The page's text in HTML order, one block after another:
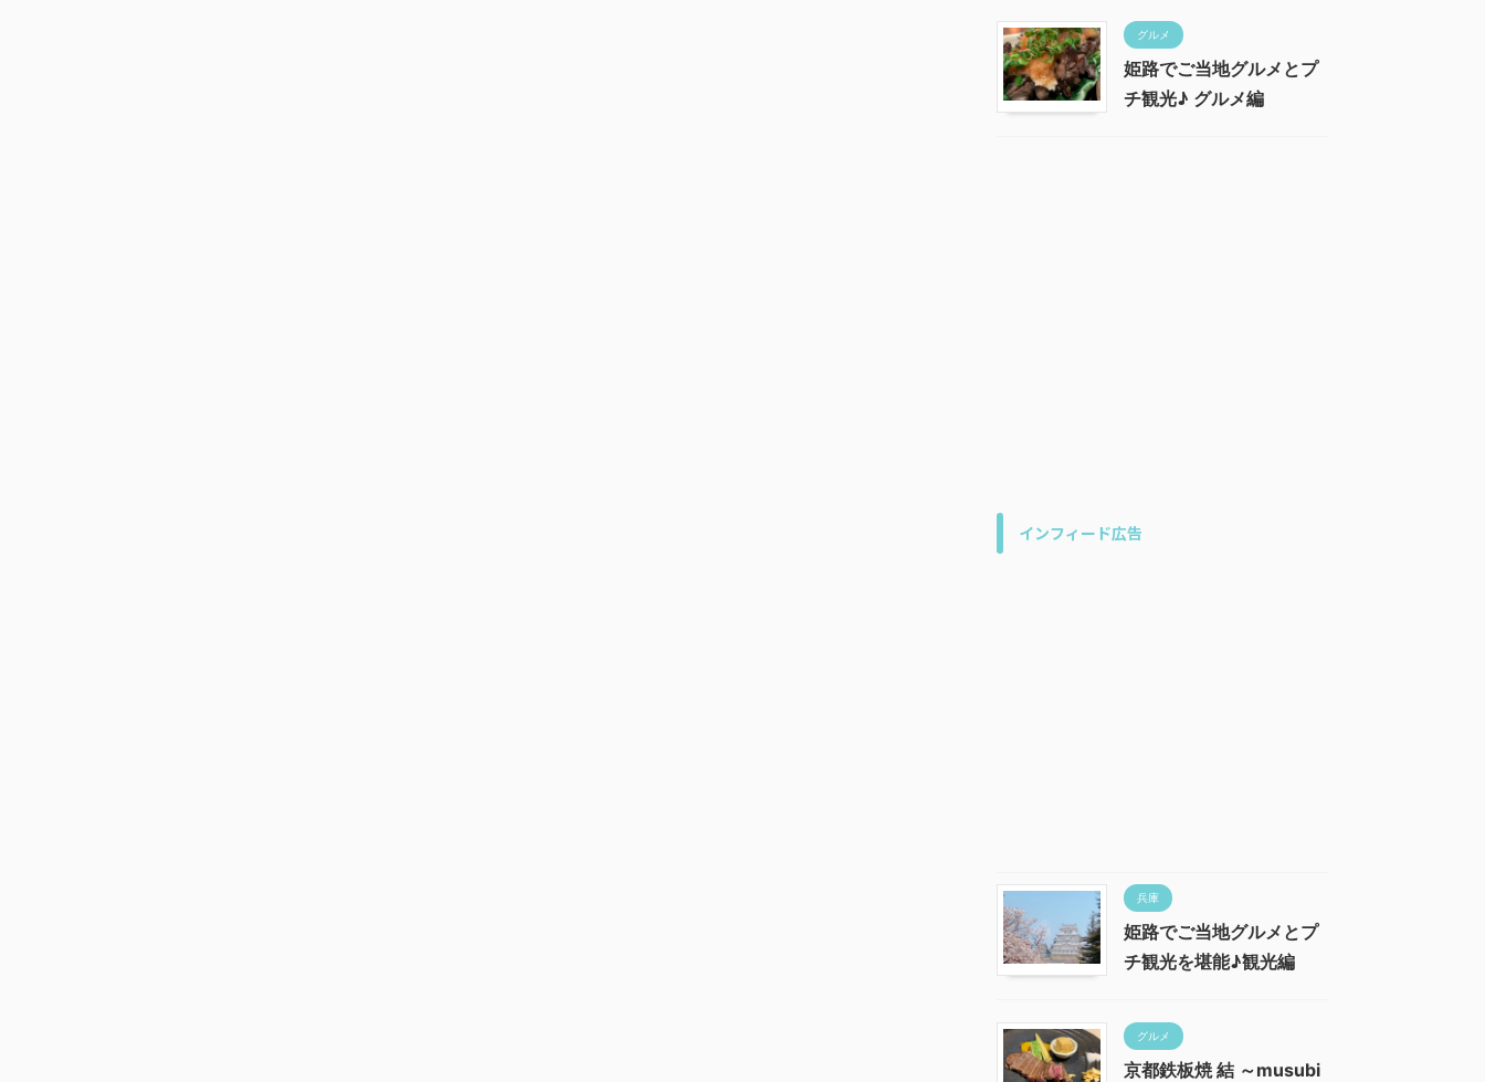
グルメ
姫路でご当地グルメとプ
チ観光♪ グルメ編
インフィード広告
兵庫
姫路でご当地グルメとプ
チ観光を堪能♪観光編
グルメ
京都鉄板焼 結 ～musubi